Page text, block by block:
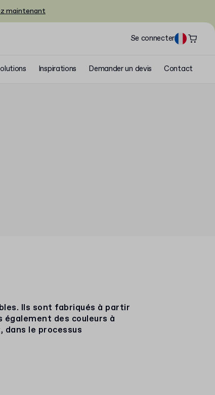
maintenant
Se connecter
Inspirations Demander un devis Contact
Ils sont fabriqués à partir
également des couleurs à
dans le processus